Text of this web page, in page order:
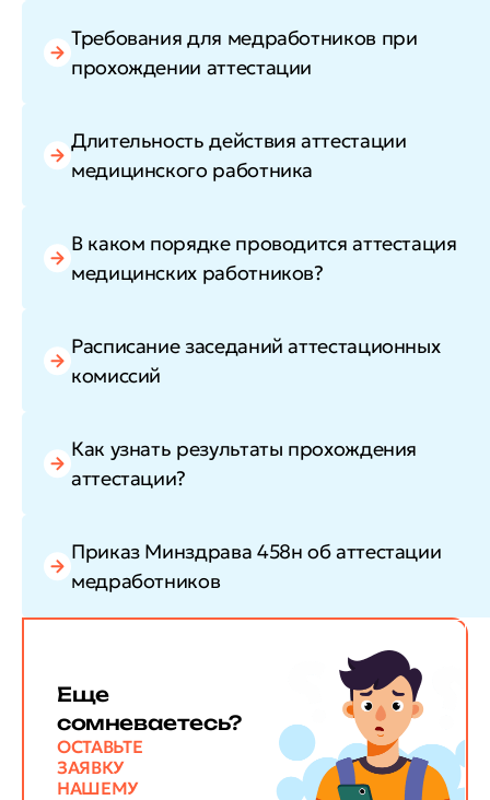
Требования для медработников при
прохождении аттестации
Длительность действия аттестации
медицинского работника
В каком порядке проводится аттестация
медицинских работников?
Расписание заседаний аттестационных
комиссий
Как узнать результаты прохождения
аттестации?
Приказ Минздрава 458н об аттестации
медработников
Еще
сомневаетесь?
ОСТАВЬТЕ
ЗАЯВКУ
НАШЕМУ